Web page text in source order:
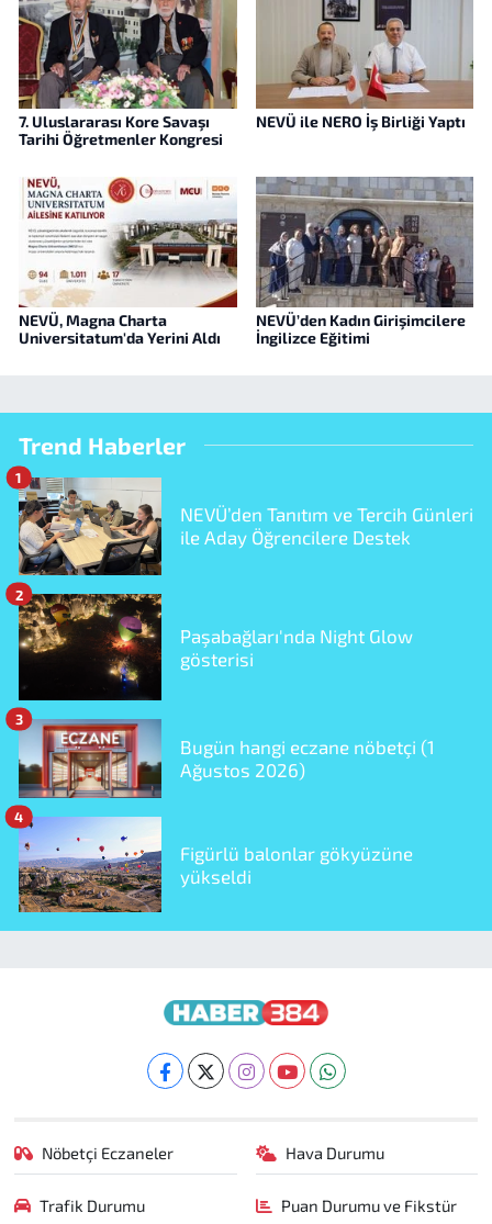
7. Uluslararası Kore Savaşı
Tarihi Öğretmenler Kongresi
NEVÜ ile NERO İş Birliği Yaptı
NEVÜ, Magna Charta
Universitatum'da Yerini Aldı
NEVÜ’den Kadın Girişimcilere
İngilizce Eğitimi
Trend Haberler
NEVÜ’den Tanıtım ve Tercih Günleri
ile Aday Öğrencilere Destek
1
Paşabağları'nda Night Glow
gösterisi
2
Bugün hangi eczane nöbetçi (1
Ağustos 2026)
3
Figürlü balonlar gökyüzüne
yükseldi
4
Nöbetçi Eczaneler Hava Durumu
Trafik Durumu Puan Durumu ve Fikstür